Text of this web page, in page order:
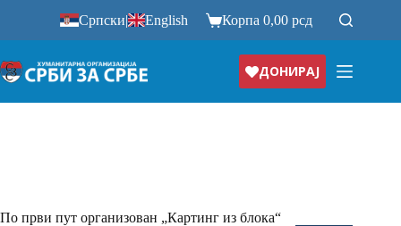
Српски| English Корпа0,00рсд
ДОНИРАЈ
По први пут организован „Картинг из блока“